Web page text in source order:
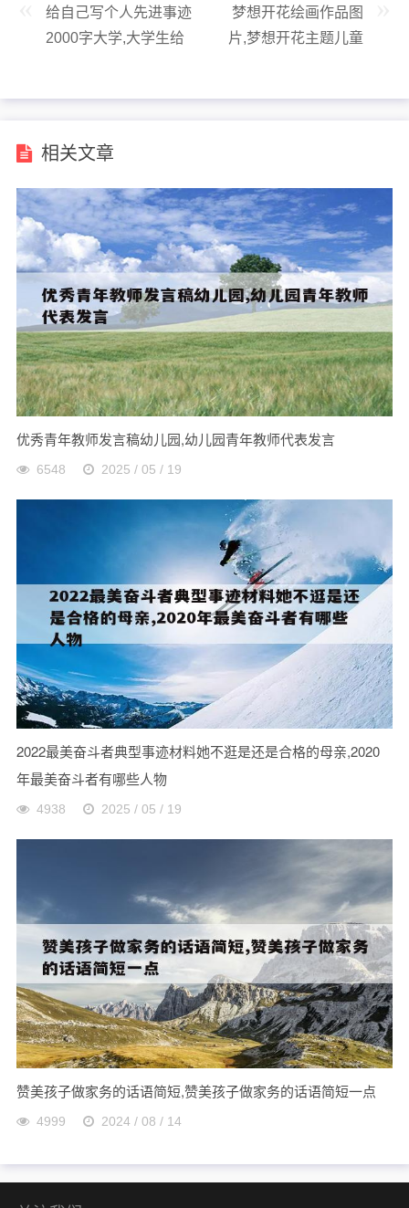
给自己写个人先进事迹
2000字大学,大学生给
梦想开花绘画作品图
片,梦想开花主题儿童
相关文章
优秀青年教师发言稿幼儿园,幼儿园青年教师代表发言
6548 2025 / 05 / 19
2022最美奋斗者典型事迹材料她不逛是还是合格的母亲,2020
年最美奋斗者有哪些人物
4938 2025 / 05 / 19
赞美孩子做家务的话语简短,赞美孩子做家务的话语简短一点
4999 2024 / 08 / 14